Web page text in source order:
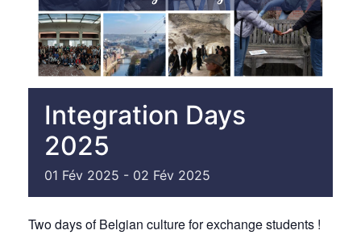
Integration Days
2025
01 Fév 2025 - 02 Fév 2025
Two days of Belgian culture for exchange students !